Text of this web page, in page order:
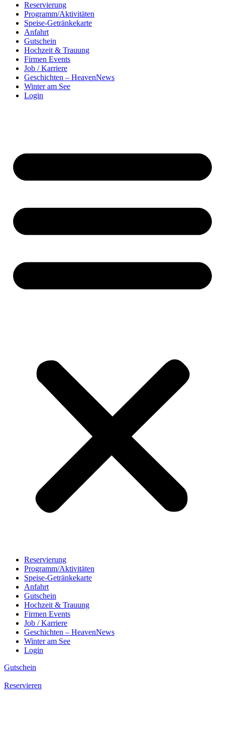
Reservierung
Programm/Aktivitäten
Speise-Getränkekarte
Anfahrt
Gutschein
Hochzeit & Trauung
Firmen Events
Job / Karriere
Geschichten – HeavenNews
Winter am See
Login
Reservierung
Programm/Aktivitäten
Speise-Getränkekarte
Anfahrt
Gutschein
Hochzeit & Trauung
Firmen Events
Job / Karriere
Geschichten – HeavenNews
Winter am See
Login
Gutschein
Reservieren